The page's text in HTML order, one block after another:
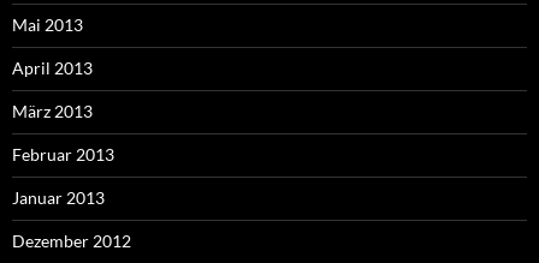
Mai 2013
April 2013
März 2013
Februar 2013
Januar 2013
Dezember 2012